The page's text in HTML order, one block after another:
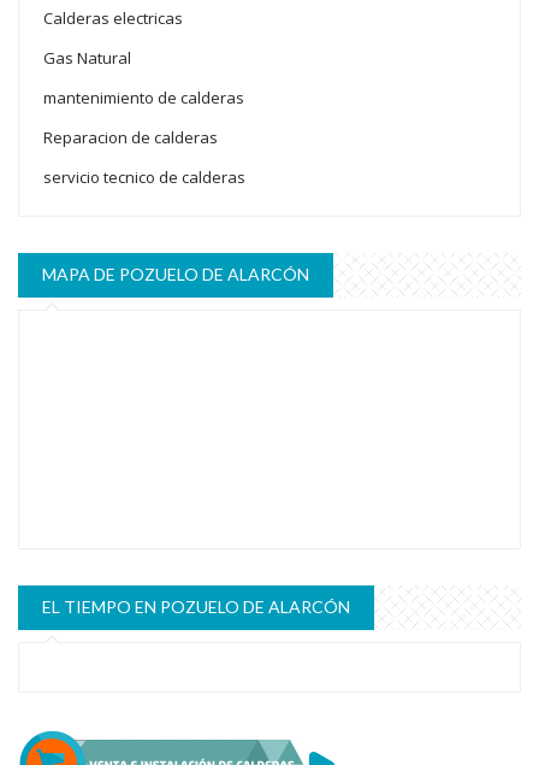
Calderas electricas
Gas Natural
mantenimiento de calderas
Reparacion de calderas
servicio tecnico de calderas
MAPA DE POZUELO DE ALARCÓN
EL TIEMPO EN POZUELO DE ALARCÓN